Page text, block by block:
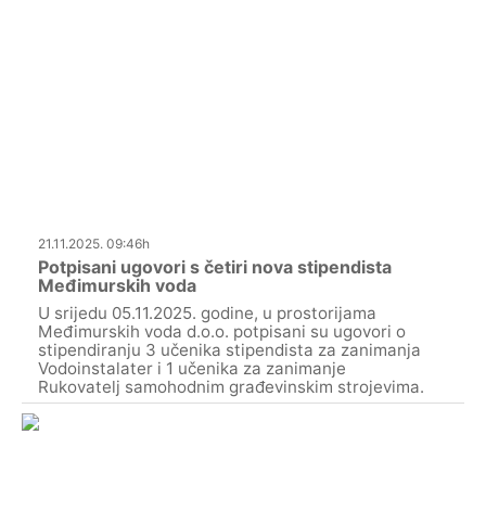
21.11.2025. 09:46h
Potpisani ugovori s četiri nova stipendista
Međimurskih voda
U srijedu 05.11.2025. godine, u prostorijama
Međimurskih voda d.o.o. potpisani su ugovori o
stipendiranju 3 učenika stipendista za zanimanja
Vodoinstalater i 1 učenika za zanimanje
Rukovatelj samohodnim građevinskim strojevima.